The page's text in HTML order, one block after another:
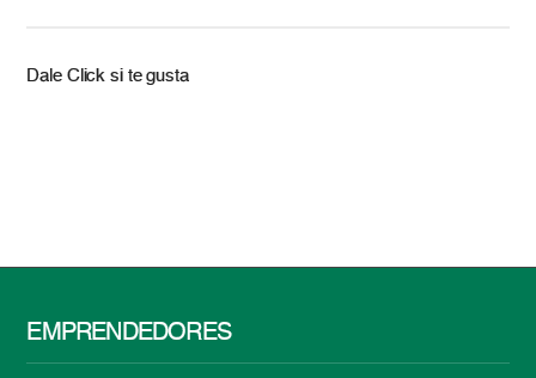
Dale Click si te gusta
EMPRENDEDORES